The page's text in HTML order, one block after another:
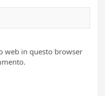
web in questo browser